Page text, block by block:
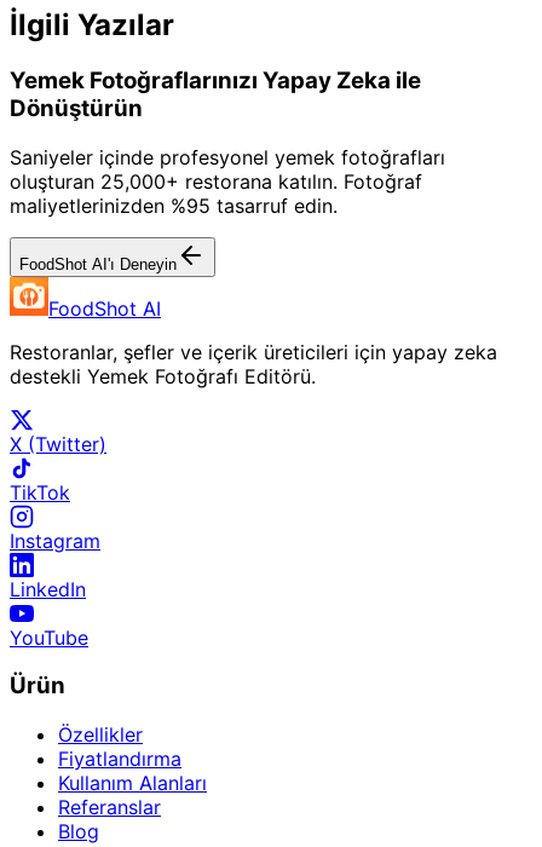
İlgili Yazılar
Yemek Fotoğraflarınızı Yapay Zeka ile
Dönüştürün
Saniyeler içinde profesyonel yemek fotoğrafları
oluşturan 25,000+ restorana katılın. Fotoğraf
maliyetlerinizden %95 tasarruf edin.
FoodShot AI'ı Deneyin
FoodShot AI
Restoranlar, şefler ve içerik üreticileri için yapay zeka
destekli Yemek Fotoğrafı Editörü.
X (Twitter)
TikTok
Instagram
LinkedIn
YouTube
Ürün
Özellikler
Fiyatlandırma
Kullanım Alanları
Referanslar
Blog